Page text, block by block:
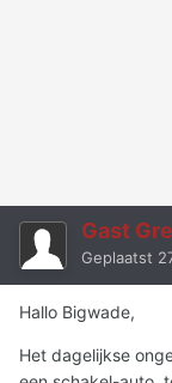
Gast
Geplaatst
Hallo Bigwade,
Het dagelijkse